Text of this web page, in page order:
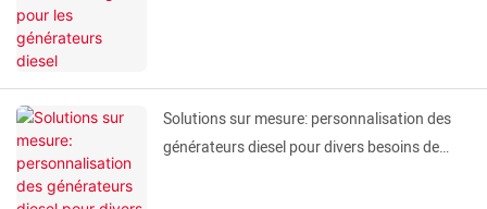
Solutions sur mesure: personnalisation des
générateurs diesel pour divers besoins de